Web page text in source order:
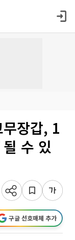
장갑, 1
될 수 있
구글 선호매체 추가